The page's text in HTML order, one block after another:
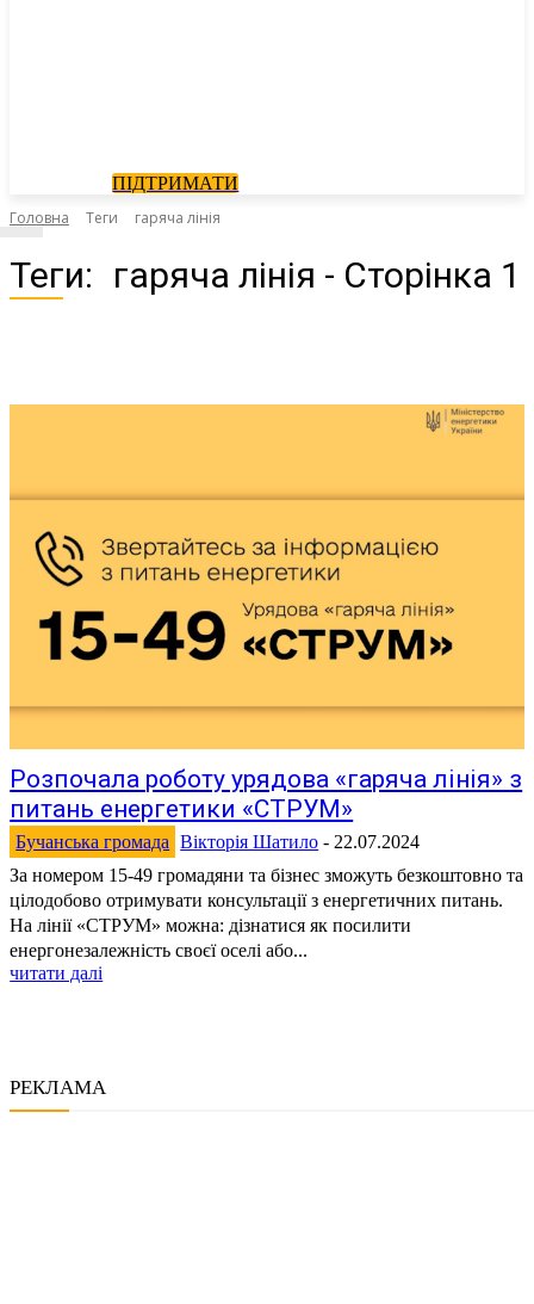
ПІДТРИМАТИ
Головна
Теги гаряча лінія
Теги: гаряча лінія - Сторінка 1
Розпочала роботу урядова «гаряча лінія» з
питань енергетики «СТРУМ»
Бучанська громада Вікторія Шатило - 22.07.2024
За номером 15-49 громадяни та бізнес зможуть безкоштовно та
цілодобово отримувати консультації з енергетичних питань.
На лінії «СТРУМ» можна: дізнатися як посилити
енергонезалежність своєї оселі або...
читати далі
РЕКЛАМА